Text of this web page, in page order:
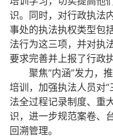
识。同时，对行政执法
事处的执法执权类型包
法行为这三项，并对执
要求完善并上报了行政
聚焦“内涵”发力，
培训，加强执法人员对
法全过程记录制度、重
识，进一步规范案卷、
回溯管理。